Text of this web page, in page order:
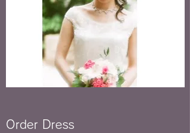
Order Dress